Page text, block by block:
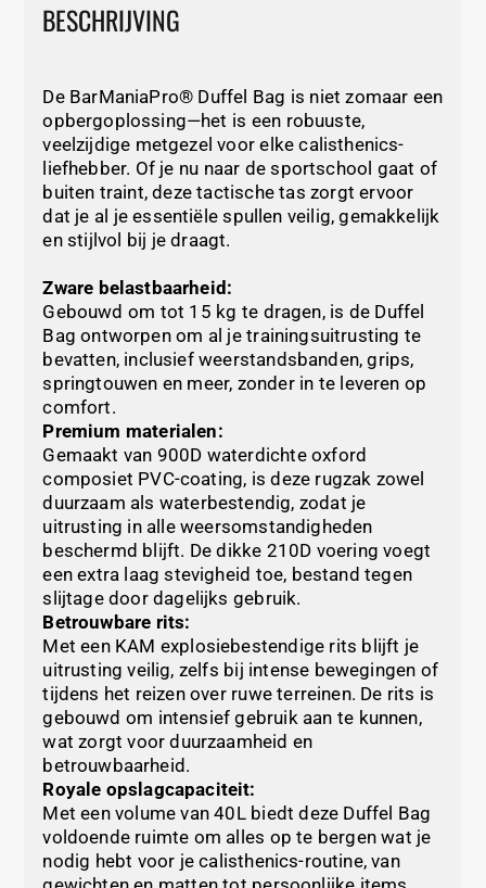
BESCHRIJVING
De BarManiaPro® Duffel Bag is niet zomaar een
opbergoplossing—het is een robuuste,
veelzijdige metgezel voor elke calisthenics-
liefhebber. Of je nu naar de sportschool gaat of
buiten traint, deze tactische tas zorgt ervoor
dat je al je essentiële spullen veilig, gemakkelijk
en stijlvol bij je draagt.
Zware belastbaarheid:
Gebouwd om tot 15 kg te dragen, is de Duffel
Bag ontworpen om al je trainingsuitrusting te
bevatten, inclusief weerstandsbanden, grips,
springtouwen en meer, zonder in te leveren op
comfort.
Premium materialen:
Gemaakt van 900D waterdichte oxford
composiet PVC-coating, is deze rugzak zowel
duurzaam als waterbestendig, zodat je
uitrusting in alle weersomstandigheden
beschermd blijft. De dikke 210D voering voegt
een extra laag stevigheid toe, bestand tegen
slijtage door dagelijks gebruik.
Betrouwbare rits:
Met een KAM explosiebestendige rits blijft je
uitrusting veilig, zelfs bij intense bewegingen of
tijdens het reizen over ruwe terreinen. De rits is
gebouwd om intensief gebruik aan te kunnen,
wat zorgt voor duurzaamheid en
betrouwbaarheid.
Royale opslagcapaciteit:
Met een volume van 40L biedt deze Duffel Bag
voldoende ruimte om alles op te bergen wat je
nodig hebt voor je calisthenics-routine, van